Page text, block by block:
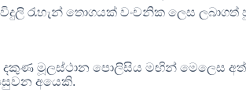
රැහැන් තොගයක් වංචනික ලෙස ලබාගත්
දකුණ මූලස්ථාන පොලිසිය මඟින් මෙලෙස
අයෙකි.